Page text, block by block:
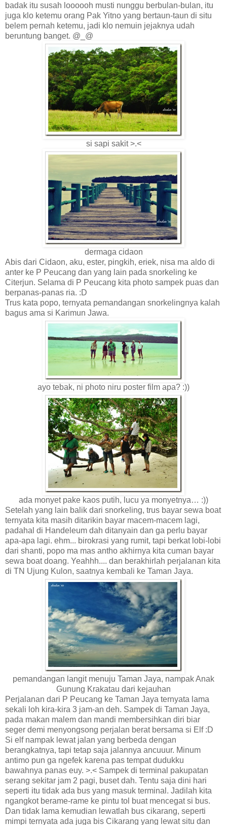
badak itu susah loooooh musti nunggu berbulan-bulan, itu
juga klo ketemu orang Pak Yitno yang bertaun-taun di situ
belem pernah ketemu, jadi klo nemuin jejaknya udah
beruntung banget. @_@
si sapi sakit >.<
dermaga cidaon
Abis dari Cidaon, aku, ester, pingkih, eriek, nisa ma aldo di
anter ke P Peucang dan yang lain pada snorkeling ke
Citerjun. Selama di P Peucang kita photo sampek puas dan
berpanas-panas ria. :D
Trus kata popo, ternyata pemandangan snorkelingnya kalah
bagus ama si Karimun Jawa.
ayo tebak, ni photo niru poster film apa? :))
ada monyet pake kaos putih, lucu ya monyetnya… :))
Setelah yang lain balik dari snorkeling, trus bayar sewa boat
ternyata kita masih ditarikin bayar macem-macem lagi,
padahal di Handeleum dah ditanyain dan ga perlu bayar
apa-apa lagi. ehm... birokrasi yang rumit, tapi berkat lobi-lobi
dari shanti, popo ma mas antho akhirnya kita cuman bayar
sewa boat doang. Yeahhh.... dan berakhirlah perjalanan kita
di TN Ujung Kulon, saatnya kembali ke Taman Jaya.
pemandangan langit menuju Taman Jaya, nampak Anak
Gunung Krakatau dari kejauhan
Perjalanan dari P Peucang ke Taman Jaya ternyata lama
sekali loh kira-kira 3 jam-an deh. Sampek di Taman Jaya,
pada makan malem dan mandi membersihkan diri biar
seger demi menyongsong perjalan berat bersama si Elf :D
Si elf nampak lewat jalan yang berbeda dengan
berangkatnya, tapi tetap saja jalannya ancuuur. Minum
antimo pun ga ngefek karena pas tempat dudukku
bawahnya panas euy. >.< Sampek di terminal pakupatan
serang sekitar jam 2 pagi, buset dah. Tentu saja dini hari
seperti itu tidak ada bus yang masuk terminal. Jadilah kita
ngangkot berame-rame ke pintu tol buat mencegat si bus.
Dan tidak lama kemudian lewatlah bus cikarang, seperti
mimpi ternyata ada juga bis Cikarang yang lewat situ dan